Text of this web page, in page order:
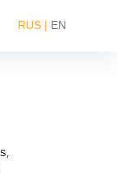
RUS | EN